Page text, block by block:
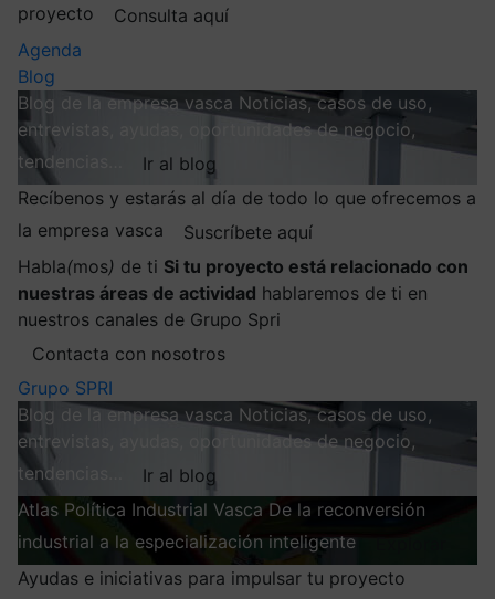
proyecto
Consulta aquí
Agenda
Blog
Blog de la empresa vasca Noticias, casos de uso,
entrevistas, ayudas, oportunidades de negocio,
tendencias…
Ir al blog
Recíbenos y estarás al día de todo lo que ofrecemos a
la empresa vasca
Suscríbete aquí
Habla(mos) de ti Si tu proyecto está relacionado con
nuestras áreas de actividad hablaremos de ti en
nuestros canales de Grupo Spri
Contacta con nosotros
Grupo SPRI
Blog de la empresa vasca Noticias, casos de uso,
entrevistas, ayudas, oportunidades de negocio,
tendencias…
Ir al blog
Atlas Política Industrial Vasca De la reconversión
industrial a la especialización inteligente
Ayudas e iniciativas para impulsar tu proyecto